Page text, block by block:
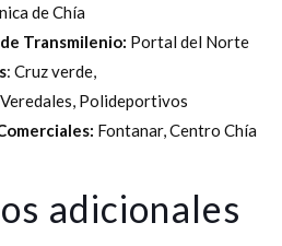
de Chía
Transmilenio: Portal del Norte
: Cruz verde,
Polideportivos
Fontanar, Centro Chía
adicionales